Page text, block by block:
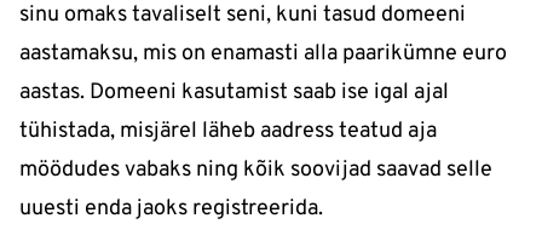
sinu omaks tavaliselt seni, kuni tasud domeeni
aastamaksu, mis on enamasti alla paarikümne euro
aastas. Domeeni kasutamist saab ise igal ajal
tühistada, misjärel läheb aadress teatud aja
möödudes vabaks ning kõik soovijad saavad selle
uuesti enda jaoks registreerida.